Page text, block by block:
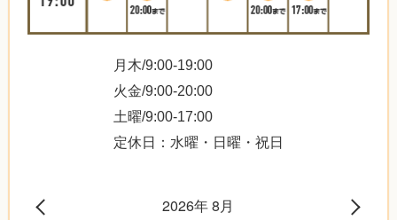
月木/9:00-19:00
火金/9:00-20:00
土曜/9:00-17:00
定休日：水曜・日曜・祝日
2026年 8月